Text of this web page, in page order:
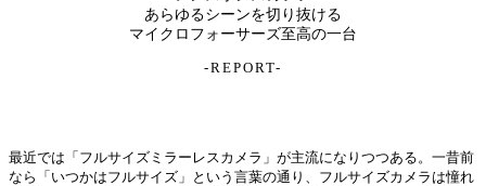
あらゆるシーンを切り抜ける
マイクロフォーサーズ至高の一台
-REPORT-
最近では「フルサイズミラーレスカメラ」が主流になりつつある。一昔前
なら「いつかはフルサイズ」という言葉の通り、フルサイズカメラは憧れ